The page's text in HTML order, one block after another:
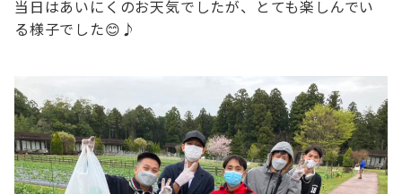
当日はあいにくのお天気でしたが、とても楽しんでい
る様子でした😊♪